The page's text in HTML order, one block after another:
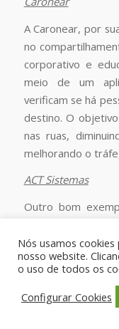
A Caronear, por
no
corporativo e
meio de um
verificam se há
destino. O
nas ruas,
melhorando o
ACT Sistemas
Outro bom
sistemas de
chaminés
captura de
permitindo a
Nós usamos
nosso website.
o uso de todos os
Configurar Cookies